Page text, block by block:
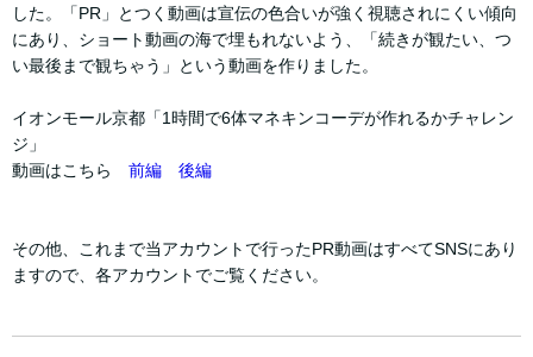
した。「PR」とつく動画は宣伝の色合いが強く視聴されにくい傾向
にあり、ショート動画の海で埋もれないよう、「続きが観たい、つ
い最後まで観ちゃう」という動画を作りました。
イオンモール京都「1時間で6体マネキンコーデが作れるかチャレン
ジ」
動画はこちら 前編 後編
その他、これまで当アカウントで行ったPR動画はすべてSNSにあり
ますので、各アカウントでご覧ください。